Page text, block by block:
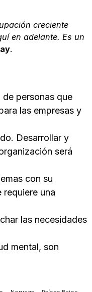
creciente
en adelante. Es un
.
personas que
las empresas y
Desarrollar y
será
con su
una
las necesidades
mental, son